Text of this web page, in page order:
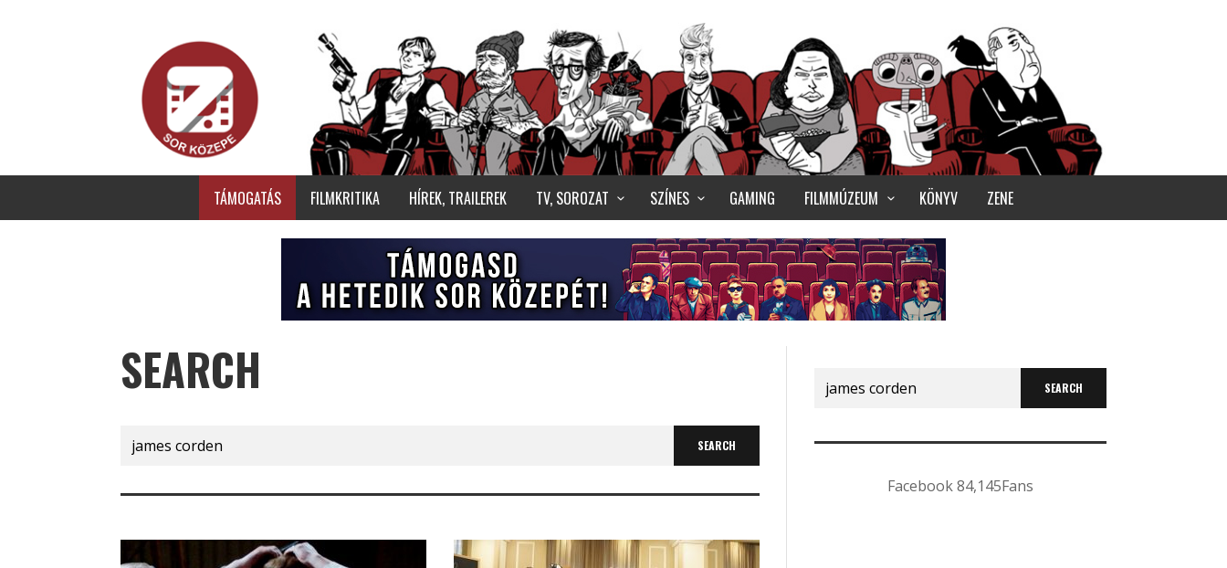
TÁMOGATÁS FILMKRITIKA HÍREK, TRAILEREK TV, SOROZAT SZÍNES GAMING FILMMÚZEUM KÖNYV ZENE
SEARCH
Search
for:
Search
for:
Facebook84,145Fans